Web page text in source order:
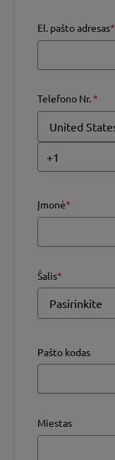
El. pašto adresas*
Telefono Nr.*
Įmonė*
Šalis*
Pašto kodas
Miestas